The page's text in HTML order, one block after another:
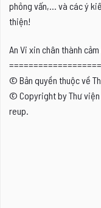
phỏng vấn,... và các ý
thiện!
An Vi xin chân thành cảm
© Bản quyền thuộc về
© Copyright by Thư viện
reup.